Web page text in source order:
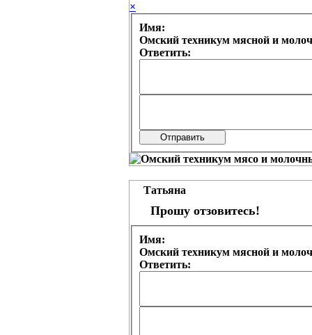
×
Имя:
Омский техникум мясной и
Ответить:
Татьяна
Прошу отзовитесь!
Имя:
Омский техникум мясной и
Ответить: